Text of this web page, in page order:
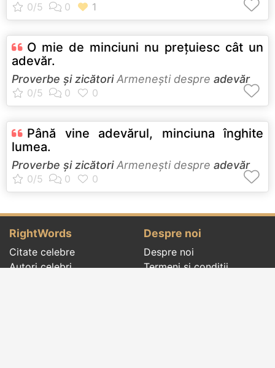
O mie de minciuni nu preţuiesc cât un
adevăr.
Proverbe și zicătoriArmeneşti despre adevăr
Până vine adevărul, minciuna înghite
lumea.
Proverbe și zicătoriArmeneşti despre adevăr
RightWords
Citate celebre
Autori celebri
Despre noi
Despre noi
Termeni și condiții